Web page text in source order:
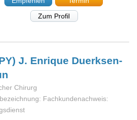
Zum Profil
J. Enrique Duerksen-
Chirurg
Fachkundenachweis: